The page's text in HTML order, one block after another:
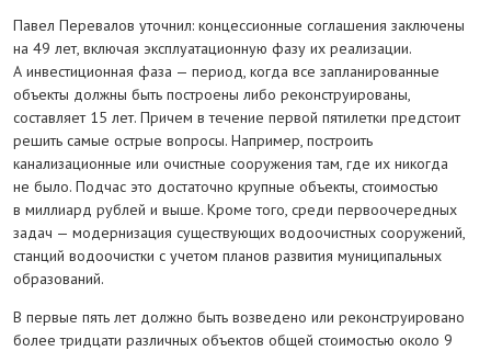
Павел Перевалов уточнил: концессионные соглашения заключены
на 49 лет, включая экс­плуатационную фазу их реализации.
А инвестиционная фаза — период, когда все запланированные
объекты должны быть построены либо реконструированы,
составляет 15 лет. Причем в течение первой пятилетки предстоит
решить самые острые вопросы. Например, построить
канализационные или очистные сооружения там, где их никогда
не было. Подчас это достаточно крупные объекты, стоимостью
в миллиард рублей и выше. Кроме того, среди первоочередных
задач — модернизация существующих водоочистных сооружений,
станций водоочистки с учетом планов развития муниципальных
образований.
В первые пять лет должно быть возведено или реконструировано
более тридцати различных объектов общей стоимостью около 9